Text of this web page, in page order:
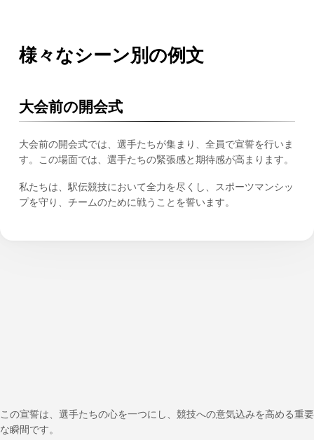
様々なシーン別の例文
大会前の開会式
大会前の開会式では、選手たちが集まり、全員で宣誓を行いま
す。この場面では、選手たちの緊張感と期待感が高まります。
私たちは、駅伝競技において全力を尽くし、スポーツマンシッ
プを守り、チームのために戦うことを誓います。
この宣誓は、選手たちの心を一つにし、競技への意気込みを高める重要
な瞬間です。